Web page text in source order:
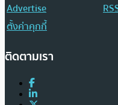
Advertise
ตั้งค่าคุกกี้
ติดตามเรา